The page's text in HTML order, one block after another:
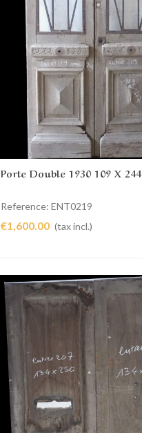
Add to cart
Porte Double 1930 109 X 244
Reference: ENT0219
€1,600.00 (tax incl.)